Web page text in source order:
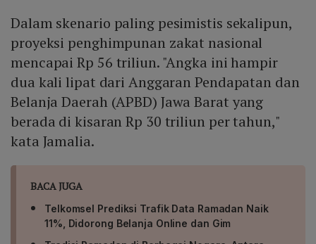
Dalam skenario paling pesimistis sekalipun,
proyeksi penghimpunan zakat nasional
mencapai Rp 56 triliun. "Angka ini hampir
dua kali lipat dari Anggaran Pendapatan dan
Belanja Daerah (APBD) Jawa Barat yang
berada di kisaran Rp 30 triliun per tahun,"
kata Jamalia.
BACA JUGA
Telkomsel Prediksi Trafik Data Ramadan Naik
11%, Didorong Belanja Online dan Gim